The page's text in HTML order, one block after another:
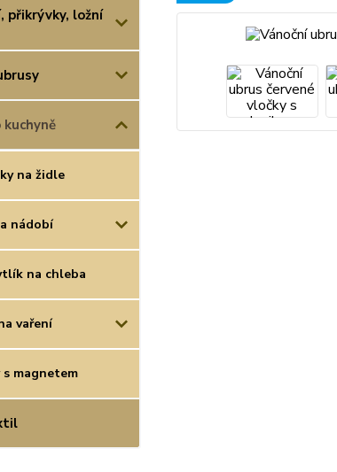
přikrývky, ložní
na židle
nádobí
na chleba
vaření
s magnetem